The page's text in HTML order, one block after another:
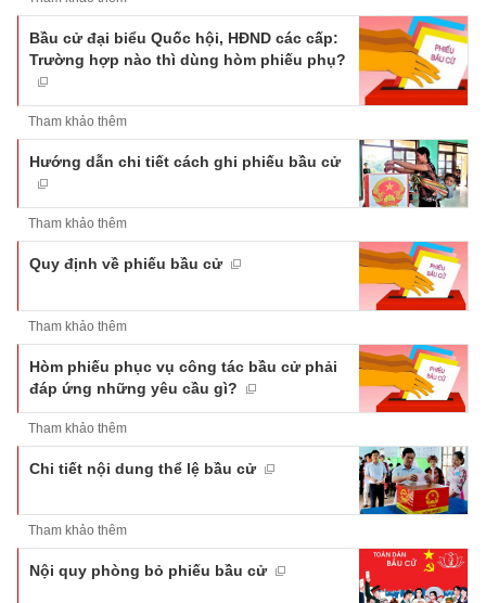
Bầu cử đại biểu Quốc hội, HĐND các cấp:
Trường hợp nào thì dùng hòm phiếu phụ?
Tham khảo thêm
Hướng dẫn chi tiết cách ghi phiếu bầu cử
Tham khảo thêm
Quy định về phiếu bầu cử
Tham khảo thêm
Hòm phiếu phục vụ công tác bầu cử phải
đáp ứng những yêu cầu gì?
Tham khảo thêm
Chi tiết nội dung thể lệ bầu cử
Tham khảo thêm
Nội quy phòng bỏ phiếu bầu cử